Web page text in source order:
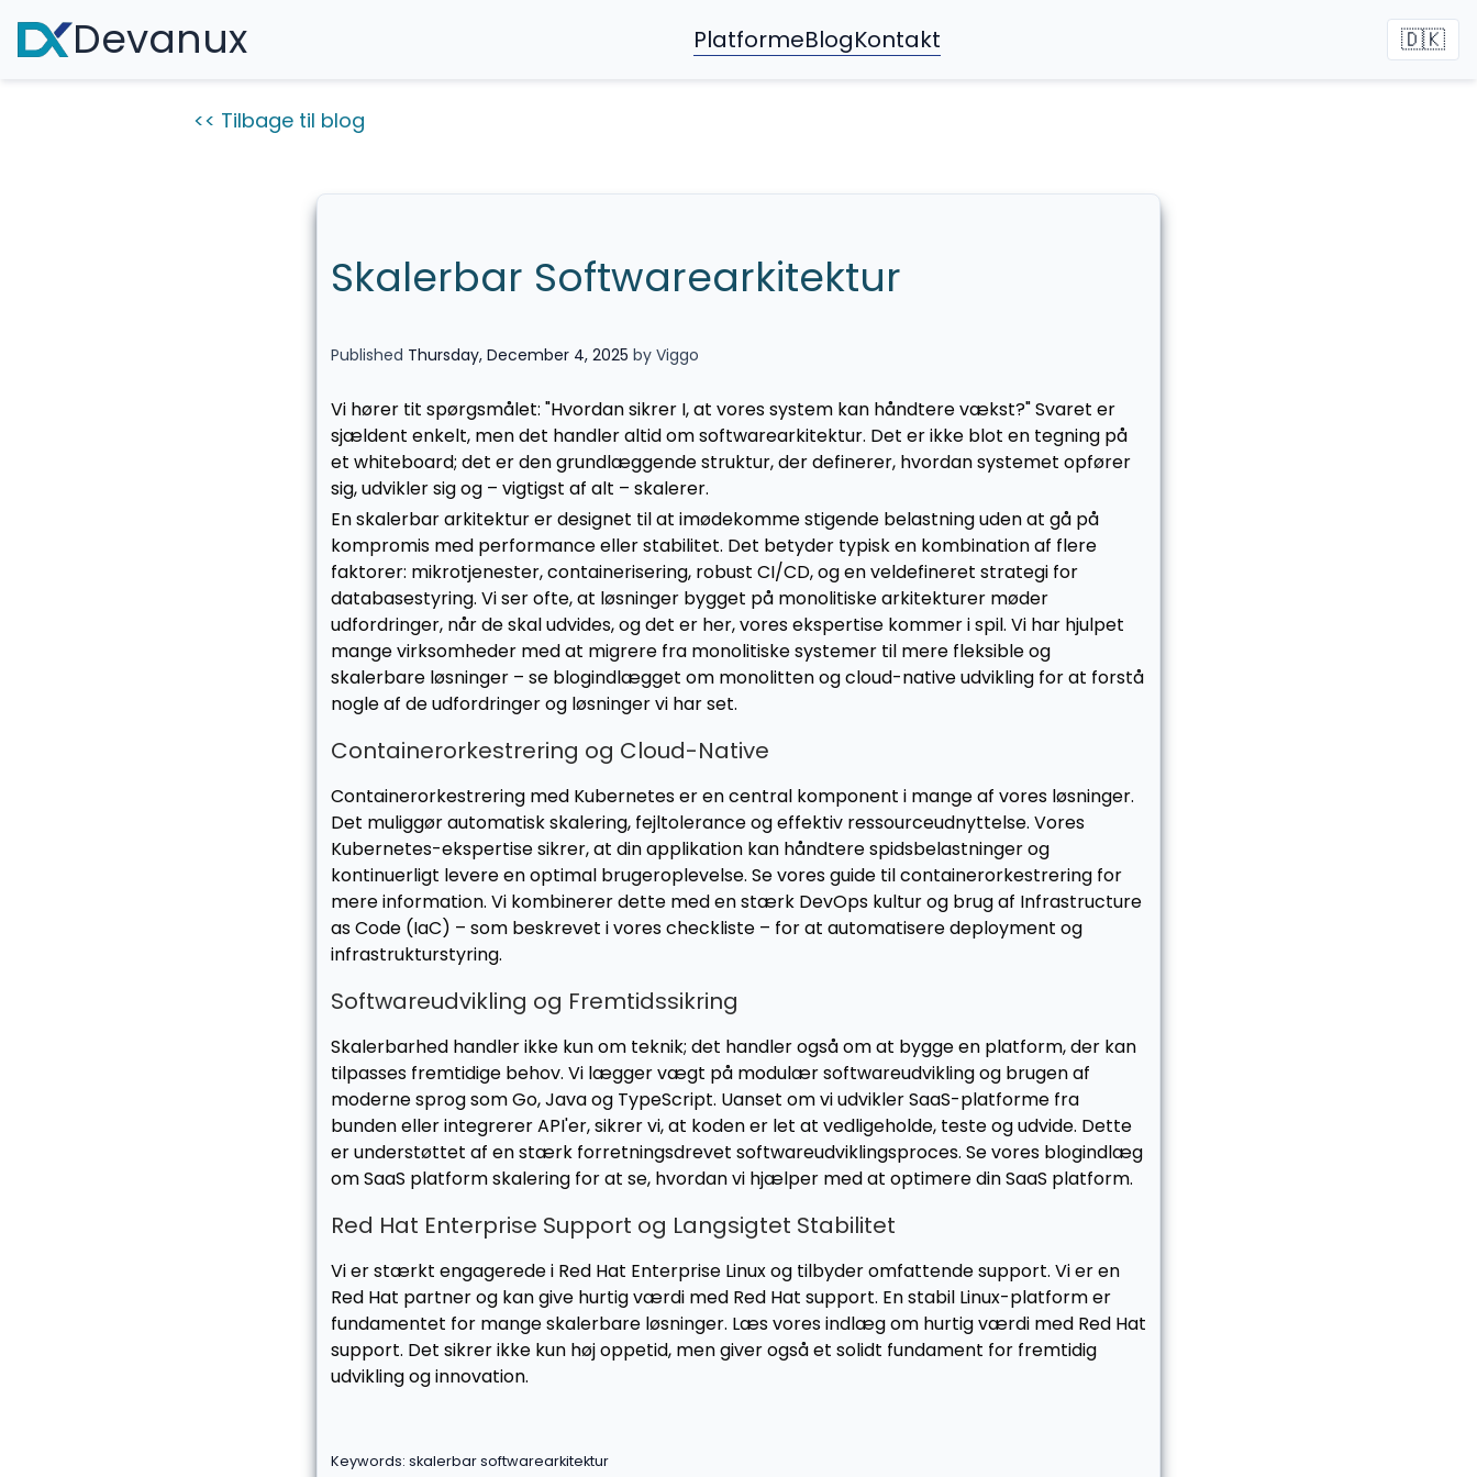
Devanux PlatformeBlogKontakt 🇩🇰
<< Tilbage til blog
Skalerbar Softwarearkitektur
Published Thursday, December 4, 2025 by Viggo
Vi hører tit spørgsmålet: "Hvordan sikrer I, at vores system kan håndtere vækst?" Svaret er
sjældent enkelt, men det handler altid om softwarearkitektur. Det er ikke blot en tegning på
et whiteboard; det er den grundlæggende struktur, der definerer, hvordan systemet opfører
sig, udvikler sig og – vigtigst af alt – skalerer.
En skalerbar arkitektur er designet til at imødekomme stigende belastning uden at gå på
kompromis med performance eller stabilitet. Det betyder typisk en kombination af flere
faktorer: mikrotjenester, containerisering, robust CI/CD, og en veldefineret strategi for
databasestyring. Vi ser ofte, at løsninger bygget på monolitiske arkitekturer møder
udfordringer, når de skal udvides, og det er her, vores ekspertise kommer i spil. Vi har hjulpet
mange virksomheder med at migrere fra monolitiske systemer til mere fleksible og
skalerbare løsninger – se blogindlægget om monolitten og cloud-native udvikling for at forstå
nogle af de udfordringer og løsninger vi har set.
Containerorkestrering og Cloud-Native
Containerorkestrering med Kubernetes er en central komponent i mange af vores løsninger.
Det muliggør automatisk skalering, fejltolerance og effektiv ressourceudnyttelse. Vores
Kubernetes-ekspertise sikrer, at din applikation kan håndtere spidsbelastninger og
kontinuerligt levere en optimal brugeroplevelse. Se vores guide til containerorkestrering for
mere information. Vi kombinerer dette med en stærk DevOps kultur og brug af Infrastructure
as Code (IaC) – som beskrevet i vores checkliste – for at automatisere deployment og
infrastrukturstyring.
Softwareudvikling og Fremtidssikring
Skalerbarhed handler ikke kun om teknik; det handler også om at bygge en platform, der kan
tilpasses fremtidige behov. Vi lægger vægt på modulær softwareudvikling og brugen af
moderne sprog som Go, Java og TypeScript. Uanset om vi udvikler SaaS-platforme fra
bunden eller integrerer API'er, sikrer vi, at koden er let at vedligeholde, teste og udvide. Dette
er understøttet af en stærk forretningsdrevet softwareudviklingsproces. Se vores blogindlæg
om SaaS platform skalering for at se, hvordan vi hjælper med at optimere din SaaS platform.
Red Hat Enterprise Support og Langsigtet Stabilitet
Vi er stærkt engagerede i Red Hat Enterprise Linux og tilbyder omfattende support. Vi er en
Red Hat partner og kan give hurtig værdi med Red Hat support. En stabil Linux-platform er
fundamentet for mange skalerbare løsninger. Læs vores indlæg om hurtig værdi med Red Hat
support. Det sikrer ikke kun høj oppetid, men giver også et solidt fundament for fremtidig
udvikling og innovation.
Keywords: skalerbar softwarearkitektur